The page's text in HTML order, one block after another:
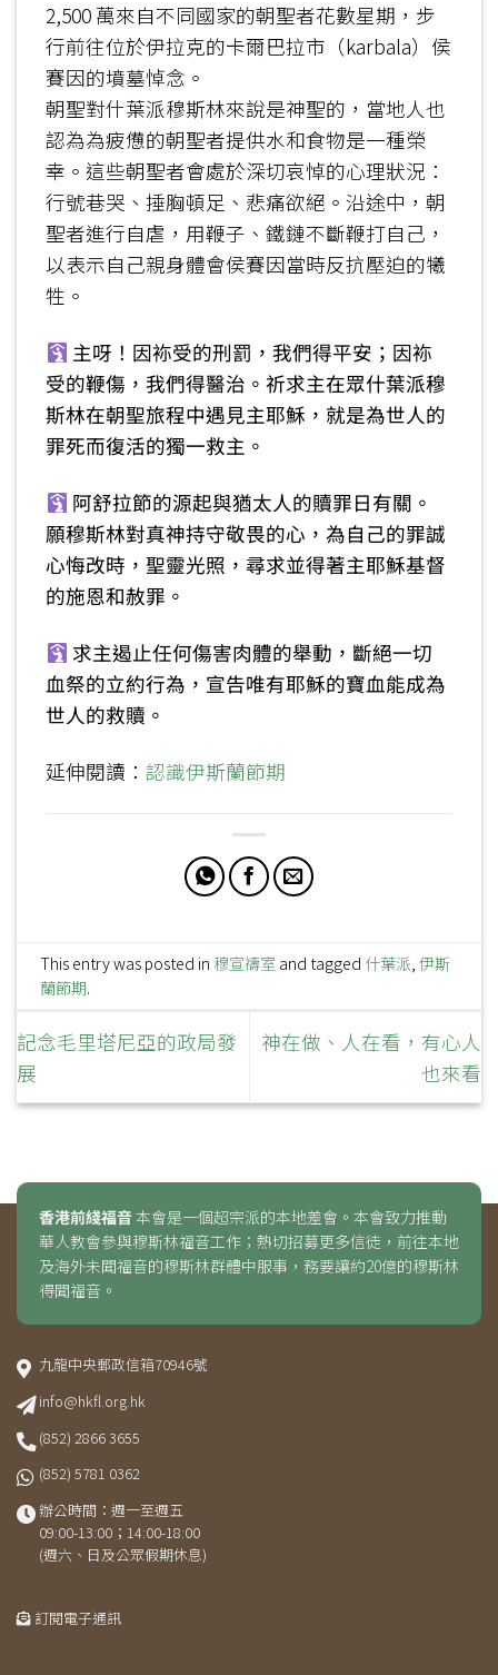
2,500 萬來自不同國家的朝聖者花數星期，步
行前往位於伊拉克的卡爾巴拉市（karbala）侯
賽因的墳墓悼念。
朝聖對什葉派穆斯林來說是神聖的，當地人也
認為為疲憊的朝聖者提供水和食物是一種榮
幸。這些朝聖者會處於深切哀悼的心理狀況：
行號巷哭、捶胸頓足、悲痛欲絕。沿途中，朝
聖者進行自虐，用鞭子、鐵鏈不斷鞭打自己，
以表示自己親身體會侯賽因當時反抗壓迫的犧
牲。
主呀！因袮受的刑罰，我們得平安；因袮
受的鞭傷，我們得醫治。祈求主在眾什葉派穆
斯林在朝聖旅程中遇見主耶穌，就是為世人的
罪死而復活的獨一救主。
阿舒拉節的源起與猶太人的贖罪日有關。
願穆斯林對真神持守敬畏的心，為自己的罪誠
心悔改時，聖靈光照，尋求並得著主耶穌基督
的施恩和赦罪。
求主遏止任何傷害肉體的舉動，斷絕一切
血祭的立約行為，宣告唯有耶穌的寶血能成為
世人的救贖。
延伸閱讀：認識伊斯蘭節期
This entry was posted in穆宣禱室 and tagged 什葉派,伊斯
蘭節期.
記念毛里塔尼亞的政局發
展
神在做、人在看，有心人
也來看
香港前綫福音本會是一個超宗派的本地差會。本會致力推動
華人教會參與穆斯林福音工作；熱切招募更多信徒，前往本地
及海外未聞福音的穆斯林群體中服事，務要讓約20億的穆斯林
得聞福音。
九龍中央郵政信箱70946號
info@hkfl.org.hk
(852) 2866 3655
(852) 5781 0362
辦公時間：週一至週五
09:00-13:00；14:00-18:00
(週六、日及公眾假期休息)
訂閱電子通訊